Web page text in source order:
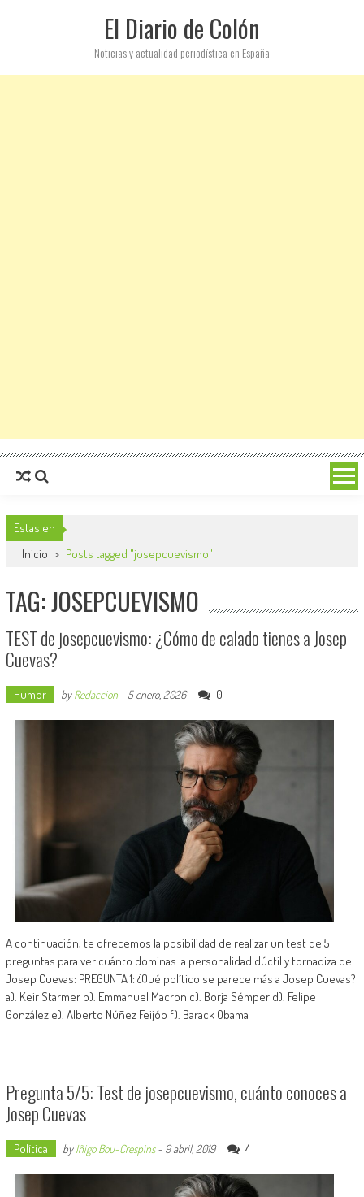
El Diario de Colón
Noticias y actualidad periodística en España
Estas en
Inicio > Posts tagged "josepcuevismo"
TAG: JOSEPCUEVISMO
TEST de josepcuevismo: ¿Cómo de calado tienes a Josep
Cuevas?
Humor byRedaccion- 5 enero, 2026 0
A continuación, te ofrecemos la posibilidad de realizar un test de 5
preguntas para ver cuánto dominas la personalidad dúctil y tornadiza de
Josep Cuevas: PREGUNTA 1: ¿Qué político se parece más a Josep Cuevas?
a). Keir Starmer b). Emmanuel Macron c). Borja Sémper d). Felipe
González e). Alberto Núñez Feijóo f). Barack Obama
Pregunta 5/5: Test de josepcuevismo, cuánto conoces a
Josep Cuevas
Política byÍñigo Bou-Crespins- 9 abril, 2019 4